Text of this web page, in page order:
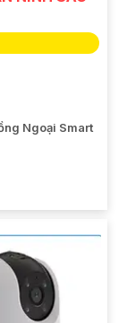
Ngoại Smart